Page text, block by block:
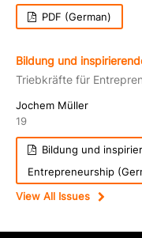
PDF (German)
Bildung und
Triebkräfte für
Jochem Müller
19
Bildung und
Entrepreneurship
View All Issues